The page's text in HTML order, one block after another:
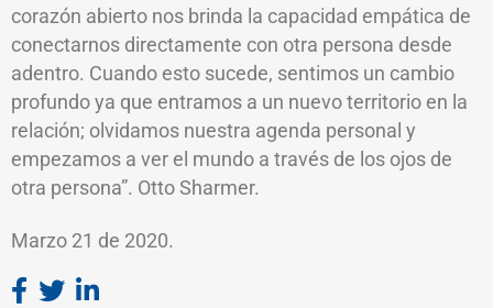
corazón abierto nos brinda la capacidad empática de
conectarnos directamente con otra persona desde
adentro. Cuando esto sucede, sentimos un cambio
profundo ya que entramos a un nuevo territorio en la
relación; olvidamos nuestra agenda personal y
empezamos a ver el mundo a través de los ojos de
otra persona”. Otto Sharmer.
Marzo 21 de 2020.